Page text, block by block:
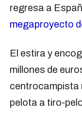
regresa a
megaproyecto
El estira y
millones de
centrocampista
pelota a tiro-